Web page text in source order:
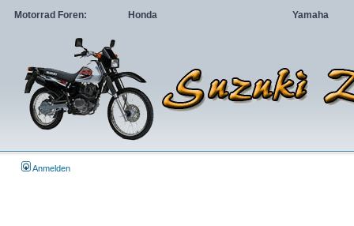
Motorrad Foren: Honda Yamaha
Anmelden